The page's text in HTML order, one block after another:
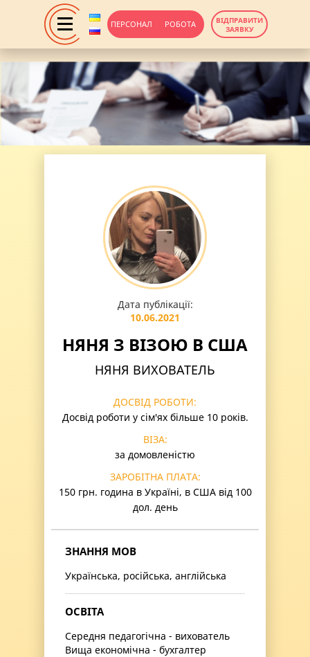
ПЕРСОНАЛ РОБОТА
ВІДПРАВИТИ
ЗАЯВКУ
Дата публікації:
10.06.2021
НЯНЯ З ВІЗОЮ В США
НЯНЯ ВИХОВАТЕЛЬ
ДОСВІД РОБОТИ:
Досвід роботи у сім'ях більше 10 років.
ВІЗА:
за домовленістю
ЗАРОБІТНА ПЛАТА:
150 грн. година в Україні, в США від 100
дол. день
ЗНАННЯ МОВ
Українська, російська, англійська
ОСВІТА
Середня педагогічна - вихователь
Вища економічна - бухгалтер